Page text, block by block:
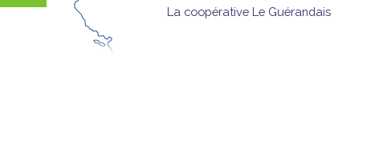
La coopérative Le Guérandais